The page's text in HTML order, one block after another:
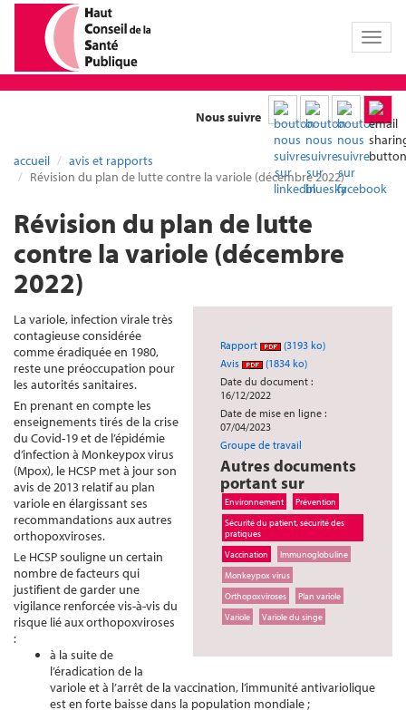
Toggle
Nous suivre
accueil
avis et rapports
Révision du plan de lutte contre la variole (décembre 2022)
Révision du plan de lutte
contre la variole (décembre
2022)
Rapport
(3193 ko)
Avis
(1834 ko)
Date du document :
16/12/2022
Date de mise en ligne :
07/04/2023
Groupe de travail
Autres documents
portant sur
Environnement
Prévention
Sécurité du patient, sécurité des
pratiques
Vaccination
Immunoglobuline
Monkeypox virus
Orthopoxviroses
Plan variole
Variole
Variole du singe
La variole, infection virale très
contagieuse considérée
comme éradiquée en 1980,
reste une préoccupation pour
les autorités sanitaires.
En prenant en compte les
enseignements tirés de la crise
du Covid-19 et de l’épidémie
d’infection à Monkeypox virus
(Mpox), le HCSP met à jour son
avis de 2013 relatif au plan
variole en élargissant ses
recommandations aux autres
orthopoxviroses.
Le HCSP souligne un certain
nombre de facteurs qui
justifient de garder une
vigilance renforcée vis-à-vis du
risque lié aux orthopoxviroses
:
à la suite de
l’éradication de la
variole et à l’arrêt de la vaccination, l’immunité antivariolique
est en forte baisse dans la population mondiale ;